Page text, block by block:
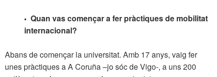
• Quan vas començar a fer pràctiques de mobilitat
internacional?
Abans de començar la universitat. Amb 17 anys, vaig fer
unes pràctiques a A Coruña –jo sóc de Vigo-, a uns 200